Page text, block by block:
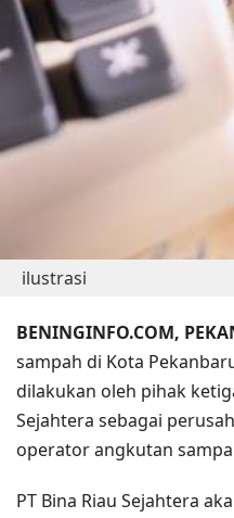
ilustrasi
BENINGINFO.COM,
sampah di Kota
dilakukan oleh pihak
Sejahtera sebagai
operator angkutan
PT Bina Riau Sejahtera